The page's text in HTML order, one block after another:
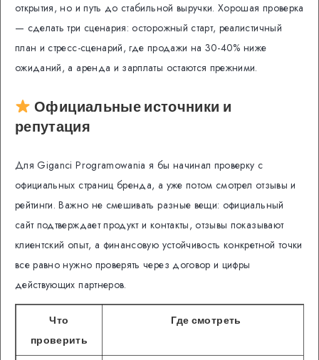
открытия, но и путь до стабильной выручки. Хорошая проверка
— сделать три сценария: осторожный старт, реалистичный
план и стресс-сценарий, где продажи на 30-40% ниже
ожиданий, а аренда и зарплаты остаются прежними.
Официальные источники и
репутация
Для Giganci Programowania я бы начинал проверку с
официальных страниц бренда, а уже потом смотрел отзывы и
рейтинги. Важно не смешивать разные вещи: официальный
сайт подтверждает продукт и контакты, отзывы показывают
клиентский опыт, а финансовую устойчивость конкретной точки
все равно нужно проверять через договор и цифры
действующих партнеров.
Что
проверить
Где смотреть